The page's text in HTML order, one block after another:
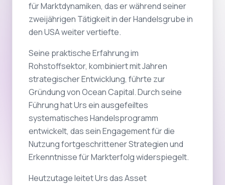
für Marktdynamiken, das er während seiner
zweijährigen Tätigkeit in der Handelsgrube in
den USA weiter vertiefte.
Seine praktische Erfahrung im
Rohstoffsektor, kombiniert mit Jahren
strategischer Entwicklung, führte zur
Gründung von Ocean Capital. Durch seine
Führung hat Urs ein ausgefeiltes
systematisches Handelsprogramm
entwickelt, das sein Engagement für die
Nutzung fortgeschrittener Strategien und
Erkenntnisse für Markterfolg widerspiegelt.
Heutzutage leitet Urs das Asset